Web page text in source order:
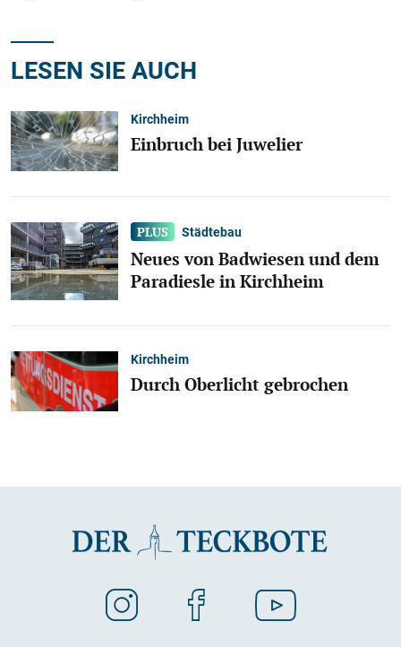
LESEN SIE AUCH
Kirchheim
Einbruch bei Juwelier
Städtebau
Neues von Badwiesen und dem
Paradiesle in Kirchheim
Kirchheim
Durch Oberlicht gebrochen